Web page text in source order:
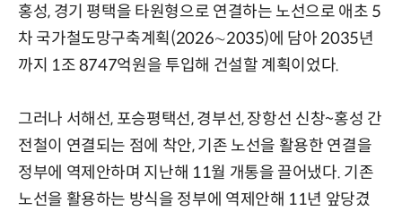
홍성, 경기 평택을 타원형으로 연결하는 노선으로 애초 5
차 국가철도망구축계획(2026∼2035)에 담아 2035년
까지 1조 8747억원을 투입해 건설할 계획이었다.
그러나 서해선, 포승평택선, 경부선, 장항선 신창~홍성 간
전철이 연결되는 점에 착안, 기존 노선을 활용한 연결을
정부에 역제안하며 지난해 11월 개통을 끌어냈다. 기존
노선을 활용하는 방식을 정부에 역제안해 11년 앞당겼